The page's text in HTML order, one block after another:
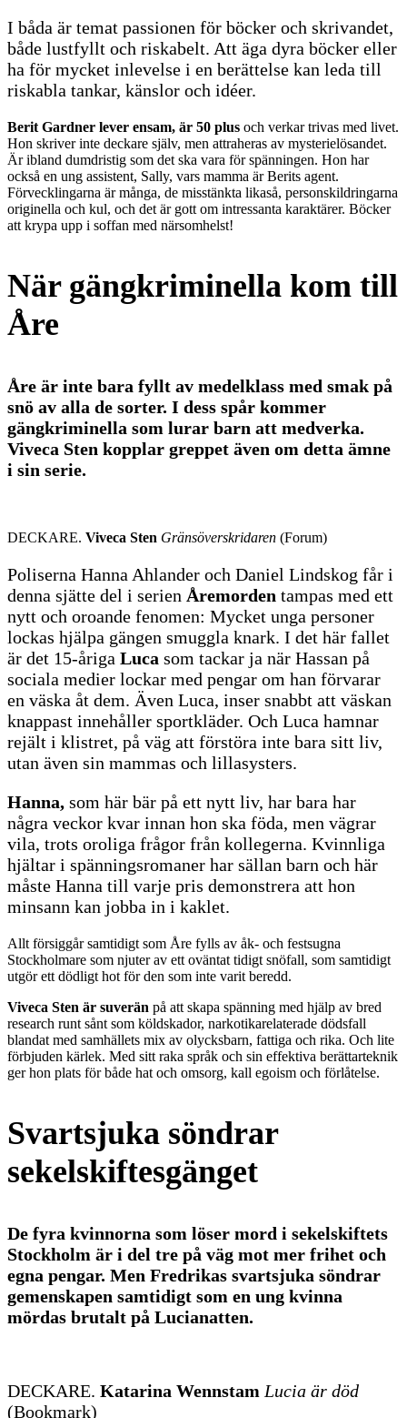
I båda är temat passionen för böcker och skrivandet,
både lustfyllt och riskabelt. Att äga dyra böcker eller
ha för mycket inlevelse i en berättelse kan leda till
riskabla tankar, känslor och idéer.
Berit Gardner lever ensam, är 50 plus och verkar trivas med livet.
Hon skriver inte deckare själv, men attraheras av mysterielösandet.
Är ibland dumdristig som det ska vara för spänningen. Hon har
också en ung assistent, Sally, vars mamma är Berits agent.
Förvecklingarna är många, de misstänkta likaså, personskildringarna
originella och kul, och det är gott om intressanta karaktärer. Böcker
att krypa upp i soffan med närsomhelst!
När gängkriminella kom till
Åre
Åre är inte bara fyllt av medelklass med smak på
snö av alla de sorter. I dess spår kommer
gängkriminella som lurar barn att medverka.
Viveca Sten kopplar greppet även om detta ämne
i sin serie.
DECKARE. Viveca Sten Gränsöverskridaren (Forum)
Poliserna Hanna Ahlander och Daniel Lindskog får i
denna sjätte del i serien Åremorden tampas med ett
nytt och oroande fenomen: Mycket unga personer
lockas hjälpa gängen smuggla knark. I det här fallet
är det 15-åriga Luca som tackar ja när Hassan på
sociala medier lockar med pengar om han förvarar
en väska åt dem. Även Luca, inser snabbt att väskan
knappast innehåller sportkläder. Och Luca hamnar
rejält i klistret, på väg att förstöra inte bara sitt liv,
utan även sin mammas och lillasysters.
Hanna, som här bär på ett nytt liv, har bara har
några veckor kvar innan hon ska föda, men vägrar
vila, trots oroliga frågor från kollegerna. Kvinnliga
hjältar i spänningsromaner har sällan barn och här
måste Hanna till varje pris demonstrera att hon
minsann kan jobba in i kaklet.
Allt försiggår samtidigt som Åre fylls av åk- och festsugna
Stockholmare som njuter av ett oväntat tidigt snöfall, som samtidigt
utgör ett dödligt hot för den som inte varit beredd.
Viveca Sten är suverän på att skapa spänning med hjälp av bred
research runt sånt som köldskador, narkotikarelaterade dödsfall
blandat med samhällets mix av olycksbarn, fattiga och rika. Och lite
förbjuden kärlek. Med sitt raka språk och sin effektiva berättarteknik
ger hon plats för både hat och omsorg, kall egoism och förlåtelse.
Svartsjuka söndrar
sekelskiftesgänget
De fyra kvinnorna som löser mord i sekelskiftets
Stockholm är i del tre på väg mot mer frihet och
egna pengar. Men Fredrikas svartsjuka söndrar
gemenskapen samtidigt som en ung kvinna
mördas brutalt på Lucianatten.
DECKARE. Katarina Wennstam Lucia är död
(Bookmark)